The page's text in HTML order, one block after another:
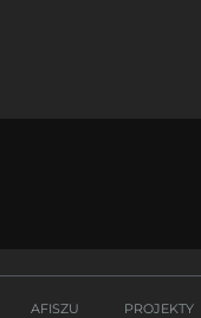
AFISZU PROJEKTY